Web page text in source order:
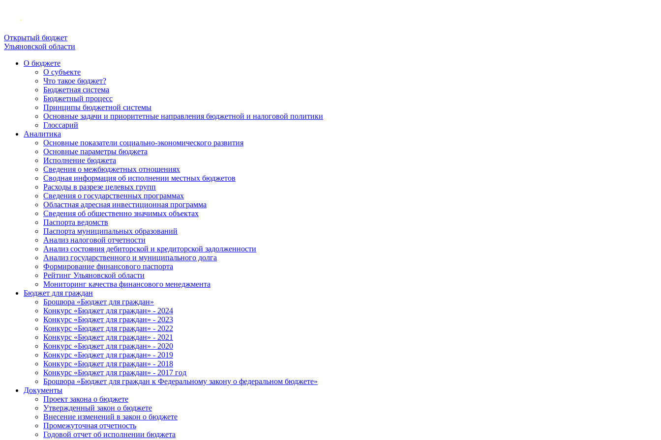
Открытый бюджет
Ульяновской области
О бюджете
О субъекте
Что такое бюджет?
Бюджетная система
Бюджетный процесс
Принципы бюджетной системы
Основные задачи и приоритетные направления бюджетной и налоговой политики
Глоссарий
Аналитика
Основные показатели социально-экономического развития
Основные параметры бюджета
Исполнение бюджета
Сведения о межбюджетных отношениях
Сводная информация об исполнении местных бюджетов
Расходы в разрезе целевых групп
Сведения о государственных программах
Областная адресная инвестиционная программа
Сведения об общественно значимых объектах
Паспорта ведомств
Паспорта муниципальных образований
Анализ налоговой отчетности
Анализ состояния дебиторской и кредиторской задолженности
Анализ государственного и муниципального долга
Формирование финансового паспорта
Рейтинг Ульяновской области
Мониторинг качества финансового менеджмента
Бюджет для граждан
Брошюра «Бюджет для граждан»
Конкурс «Бюджет для граждан» - 2024
Конкурс «Бюджет для граждан» - 2023
Конкурс «Бюджет для граждан» - 2022
Конкурс «Бюджет для граждан» - 2021
Конкурс «Бюджет для граждан» - 2020
Конкурс «Бюджет для граждан» - 2019
Конкурс «Бюджет для граждан» - 2018
Конкурс «Бюджет для граждан» - 2017 год
Брошюра «Бюджет для граждан к Федеральному закону о федеральном бюджете»
Документы
Проект закона о бюджете
Утвержденный закон о бюджете
Внесение изменений в закон о бюджете
Промежуточная отчетность
Годовой отчет об исполнении бюджета